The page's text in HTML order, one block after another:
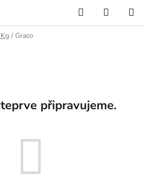
Hledat
KOŠÍK
/ Graco
připravujeme.